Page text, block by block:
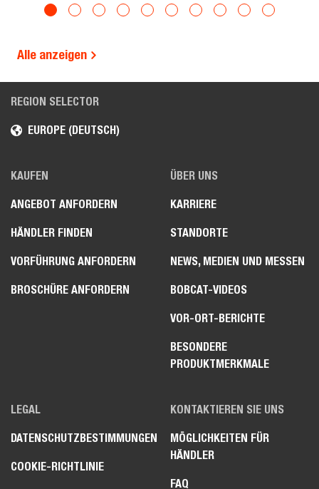
Alle anzeigen
REGION SELECTOR
EUROPE (DEUTSCH)
KAUFEN
ANGEBOT ANFORDERN
HÄNDLER FINDEN
VORFÜHRUNG ANFORDERN
BROSCHÜRE ANFORDERN
ÜBER UNS
KARRIERE
STANDORTE
NEWS, MEDIEN UND MESSEN
BOBCAT-VIDEOS
VOR-ORT-BERICHTE
BESONDERE
PRODUKTMERKMALE
LEGAL
DATENSCHUTZBESTIMMUNGEN
COOKIE-RICHTLINIE
KONTAKTIEREN SIE UNS
MÖGLICHKEITEN FÜR
HÄNDLER
FAQ